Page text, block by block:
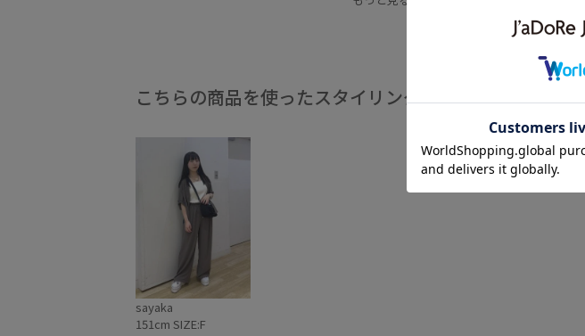
こちらの商品を使ったスタイリング
sayaka
151cm SIZE:F